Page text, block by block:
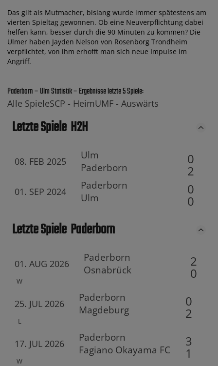
Das gilt als Mutmacher, bislang wurde immer spätestens am
vierten Spieltag gewonnen. Ob eine Neuverpflichtung dabei
helfen kann, besser durch die 90 Minuten zu kommen? Die
Ulmer haben Jayden Nelson von Rosenborg Trondheim
verpflichtet, von ihm erhofft man sich neue Impulse im
Angriff.
Paderborn – Ulm Statistik – Ergebnisse letzte 5 Spiele:
Alle SpieleSCP - HeimUMF - Auswärts
Letzte Spiele H2H
08. FEB 2025
Ulm
Paderborn
0
2
01. SEP 2024
Paderborn
Ulm
0
0
Letzte Spiele Paderborn
01. AUG 2026
Paderborn
Osnabrück
2
0
W
25. JUL 2026
Paderborn
Magdeburg
0
2
L
17. JUL 2026
Paderborn
Fagiano Okayama FC
3
1
W